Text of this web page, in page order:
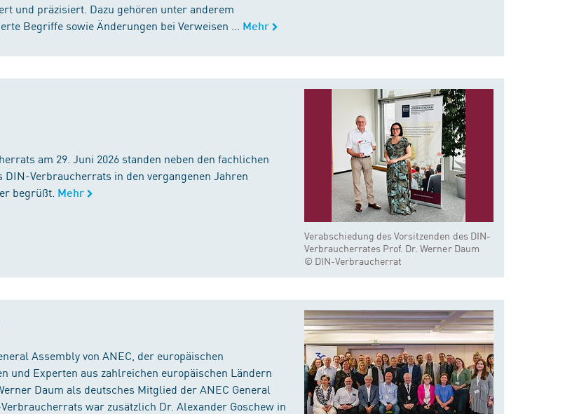
und präzisiert. Dazu gehören unter anderem
Begriffe sowie Änderungen bei Verweisen ...
Mehr
Verabschiedung des Vorsitzenden des DIN-
Verbraucherrates Prof. Dr. Werner Daum
© DIN-Verbraucherrat
am 29. Juni 2026 standen neben den fachlichen
Verbraucherrats in den vergangenen Jahren
begrüßt. Mehr
Assembly von ANEC, der europäischen
und Experten aus zahlreichen europäischen Ländern
Daum als deutsches Mitglied der ANEC General
war zusätzlich Dr. Alexander Goschew in